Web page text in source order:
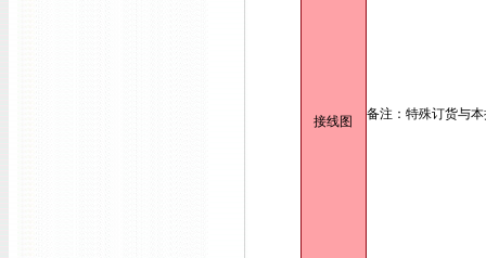
接线图 备注：特殊订货与